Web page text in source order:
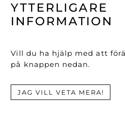
YTTERLIGARE
INFORMATION
Vill du ha hjälp med att
på knappen nedan.
JAG VILL VETA MERA!